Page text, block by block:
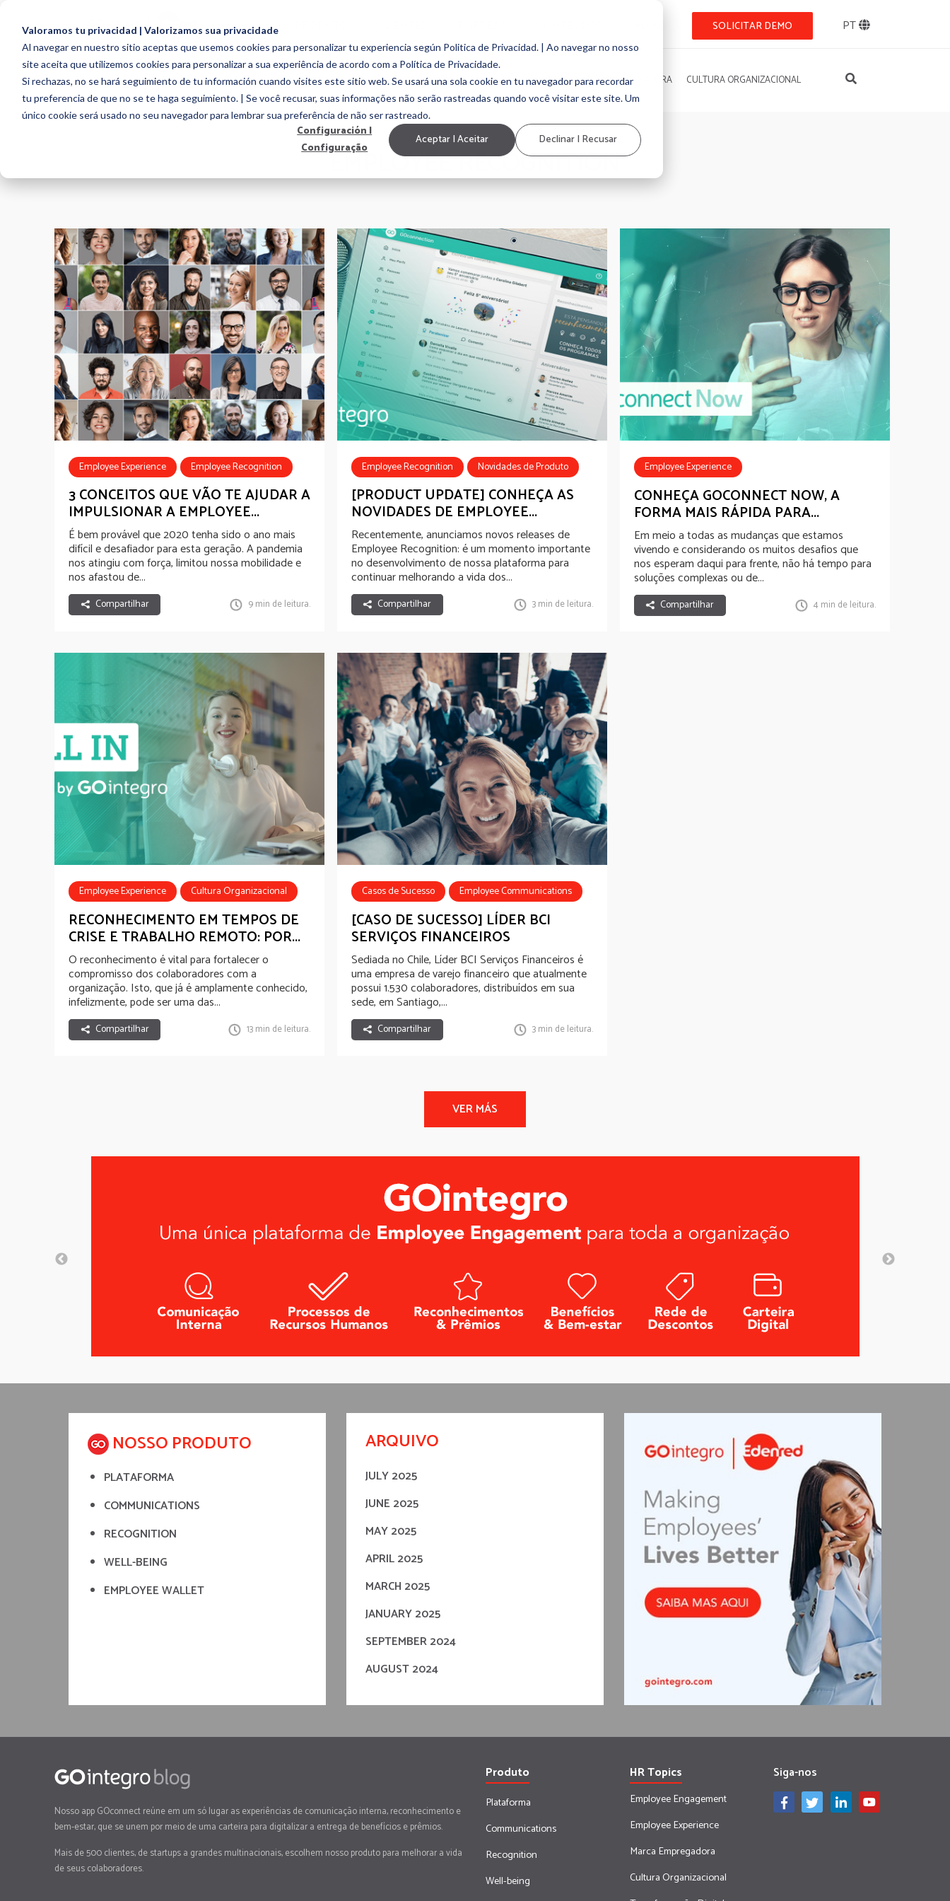
Valoramos tu privacidad | Valorizamos sua privacidade
Al navegar en nuestro sitio aceptas que usemos cookies para personalizar tu experiencia según Politica de Privacidad. | Ao navegar no nosso
site aceita que utilizemos cookies para personalizar a sua experiência de acordo com a Política de Privacidade.
Si rechazas, no se hará seguimiento de tu información cuando visites este sitio web. Se usará una sola cookie en tu navegador para recordar
tu preferencia de que no se te haga seguimiento. | Se você recusar, suas informações não serão rastreadas quando você visitar este site. Um
único cookie será usado no seu navegador para lembrar sua preferência de não ser rastreado.
Configuración |
Configuração
Aceptar | Aceitar Declinar | Recusar
SOLICITAR DEMO PT
EMPLOYEE ENGAGEMENT EMPLOYEE EXPERIENCE MARCA EMPREGADORA CULTURA ORGANIZACIONAL
EMPLOYEE RECOGNITION
Employee Experience Employee Recognition
3 CONCEITOS QUE VÃO TE AJUDAR A
IMPULSIONAR A EMPLOYEE...
É bem provável que 2020 tenha sido o ano mais
difícil e desafiador para esta geração. A pandemia
nos atingiu com força, limitou nossa mobilidade e
nos afastou de...
Compartilhar 9 min de leitura.
Employee Recognition Novidades de Produto
[PRODUCT UPDATE] CONHEÇA AS
NOVIDADES DE EMPLOYEE...
Recentemente, anunciamos novos releases de
Employee Recognition: é um momento importante
no desenvolvimento de nossa plataforma para
continuar melhorando a vida dos...
Compartilhar 3 min de leitura.
Employee Experience
Employee Communications
Employee Recognition
Employee Benefits
Novidades de Produto
Novo Normal
CONHEÇA GOCONNECT NOW, A
FORMA MAIS RÁPIDA PARA...
Em meio a todas as mudanças que estamos
vivendo e considerando os muitos desafios que
nos esperam daqui para frente, não há tempo para
soluções complexas ou de...
Compartilhar 4 min de leitura.
Employee Experience
Cultura Organizacional
Employee Recognition
RECONHECIMENTO EM TEMPOS DE
CRISE E TRABALHO REMOTO: POR...
O reconhecimento é vital para fortalecer o
compromisso dos colaboradores com a
organização. Isto, que já é amplamente conhecido,
infelizmente, pode ser uma das...
Compartilhar 13 min de leitura.
Casos de Sucesso
Employee Communications
Employee Recognition
Employee Benefits
HR Tech
[CASO DE SUCESSO] LÍDER BCI
SERVIÇOS FINANCEIROS
Sediada no Chile, Líder BCI Serviços Financeirosé
uma empresa de varejo financeiro que atualmente
possui 1.530 colaboradores, distribuídos em sua
sede, em Santiago,...
Compartilhar 3 min de leitura.
NOSSO PRODUTO
PLATAFORMA
COMMUNICATIONS
RECOGNITION
WELL-BEING
EMPLOYEE WALLET
ARQUIVO
JULY 2025
JUNE 2025
MAY 2025
APRIL 2025
MARCH 2025
JANUARY 2025
SEPTEMBER 2024
AUGUST 2024
Nosso app GOconnect reúne em um só lugar as experiências de comunicação interna, reconhecimento e
bem-estar, que se unem por meio de uma carteira para digitalizar a entrega de benefícios e prêmios.
Mais de 500 clientes, de startups a grandes multinacionais, escolhem nosso produto para melhorar a vida
de seus colaboradores.
Produto
Plataforma
Communications
Recognition
Well-being
HR Topics
Employee Engagement
Employee Experience
Marca Empregadora
Cultura Organizacional
Siga-nos